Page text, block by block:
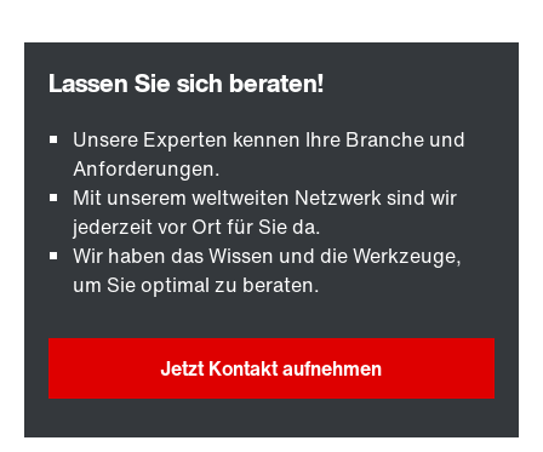
Unsere Experten kennen Ihre Branche und
Anforderungen.
Mit unserem weltweiten Netzwerk sind wir
jederzeit vor Ort für Sie da.
Wir haben das Wissen und die Werkzeuge,
um Sie optimal zu beraten.
Jetzt Kontakt aufnehmen